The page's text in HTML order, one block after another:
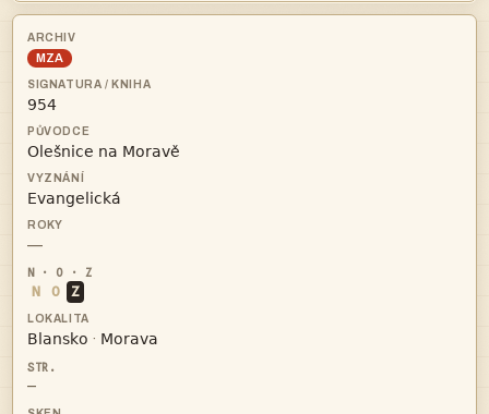
MZA



—
N O Z
 · 
—